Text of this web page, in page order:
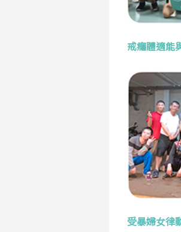
戒癮體適能
受暴婦女律